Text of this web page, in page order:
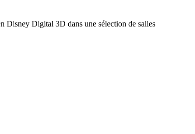
Disney Digital 3D dans une sélection de salles